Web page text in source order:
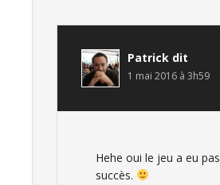
Patrick dit
1 mai 2016 à 3h59
Hehe oui le jeu a eu
succès.